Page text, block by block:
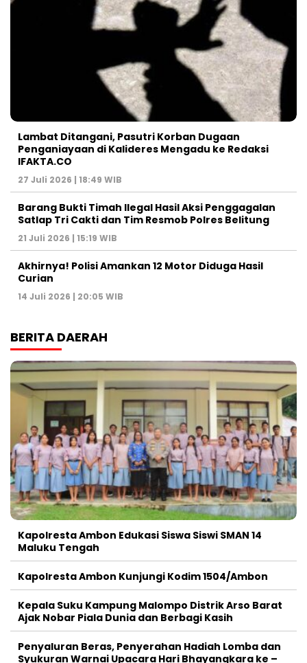
Lambat Ditangani, Pasutri Korban Dugaan
Penganiayaan di Kalideres Mengadu ke Redaksi
IFAKTA.CO
27 Juli 2026 | 18:49 WIB
Barang Bukti Timah Ilegal Hasil Aksi Penggagalan
Satlap Tri Cakti dan Tim Resmob Polres Belitung
21 Juli 2026 | 15:19 WIB
Akhirnya! Polisi Amankan 12 Motor Diduga Hasil
Curian
14 Juli 2026 | 20:05 WIB
BERITA DAERAH
Kapolresta Ambon Edukasi Siswa Siswi SMAN 14
Maluku Tengah
Kapolresta Ambon Kunjungi Kodim 1504/Ambon
Kepala Suku Kampung Malompo Distrik Arso Barat
Ajak Nobar Piala Dunia dan Berbagi Kasih
Penyaluran Beras, Penyerahan Hadiah Lomba dan
Syukuran Warnai Upacara Hari Bhayangkara ke –